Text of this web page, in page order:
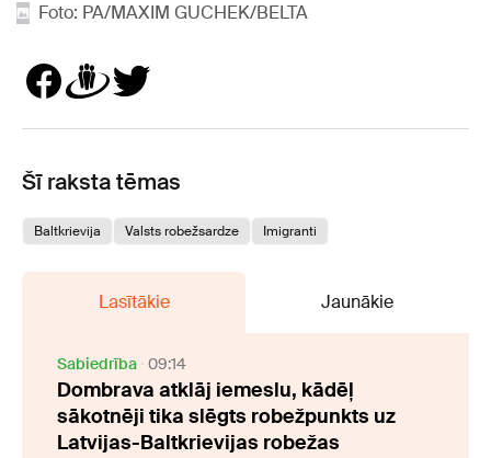
Foto: PA/MAXIM GUCHEK/BELTA
Šī raksta tēmas
Baltkrievija Valsts robežsardze Imigranti
Lasītākie Jaunākie
Sabiedrība 09:14
Dombrava atklāj iemeslu, kādēļ
sākotnēji tika slēgts robežpunkts uz
Latvijas-Baltkrievijas robežas